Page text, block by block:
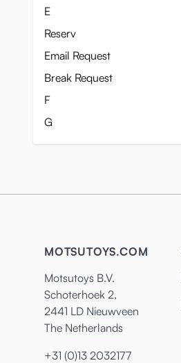
E
Reserv
Email Request
Break Request
F
G
MOTSUTOYS.COM
Motsutoys B.V.
Schoterhoek 2,
2441 LD Nieuwveen
The Netherlands
+31 (0)13 2032177